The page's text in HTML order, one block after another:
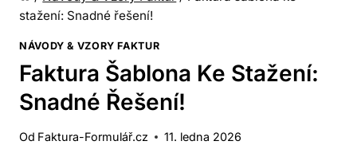
stažení: Snadné řešení!
NÁVODY & VZORY FAKTUR
Faktura Šablona Ke Stažení:
Snadné Řešení!
Od Faktura-Formulář.cz 11. ledna 2026